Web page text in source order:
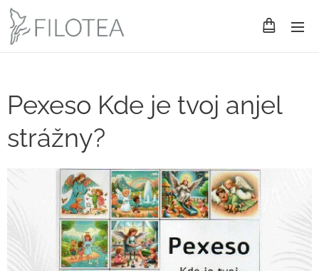
Pexeso Kde je tvoj anjel
strážny?